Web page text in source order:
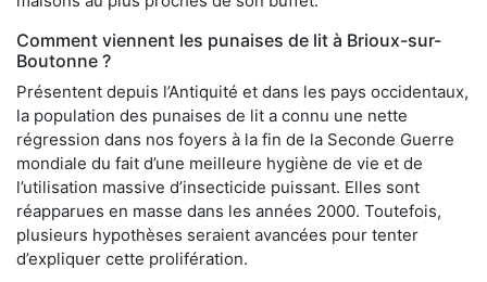
Comment viennent les punaises de lit à Brioux-sur-
Boutonne ?
Présentent depuis l’Antiquité et dans les pays occidentaux,
la population des punaises de lit a connu une nette
régression dans nos foyers à la fin de la Seconde Guerre
mondiale du fait d’une meilleure hygiène de vie et de
l’utilisation massive d’insecticide puissant. Elles sont
réapparues en masse dans les années 2000. Toutefois,
plusieurs hypothèses seraient avancées pour tenter
d’expliquer cette prolifération.